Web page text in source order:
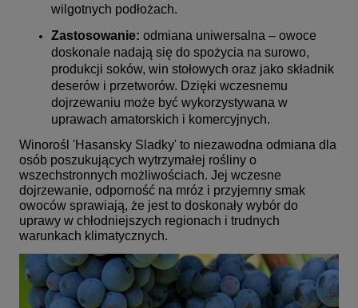
wilgotnych podłożach.
Zastosowanie: odmiana uniwersalna – owoce
doskonale nadają się do spożycia na surowo,
produkcji soków, win stołowych oraz jako składnik
deserów i przetworów. Dzięki wczesnemu
dojrzewaniu może być wykorzystywana w
uprawach amatorskich i komercyjnych.
Winorośl 'Hasansky Sladky' to niezawodna odmiana dla
osób poszukujących wytrzymałej rośliny o
wszechstronnych możliwościach. Jej wczesne
dojrzewanie, odporność na mróz i przyjemny smak
owoców sprawiają, że jest to doskonały wybór do
uprawy w chłodniejszych regionach i trudnych
warunkach klimatycznych.